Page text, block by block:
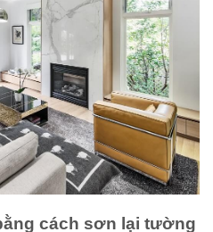
cách sơn lại tường